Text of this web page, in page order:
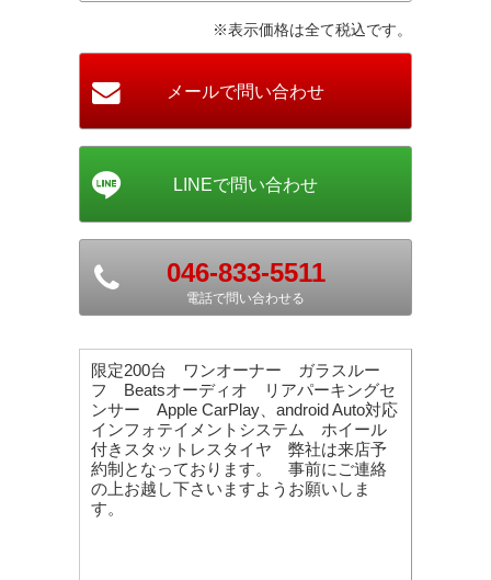
※表示価格は全て税込です。
046-833-5511
電話で問い合わせる
限定200台 ワンオーナー ガラスルー
フ Beatsオーディオ リアパーキングセ
ンサー Apple CarPlay、android Auto対応
インフォテイメントシステム ホイール
付きスタットレスタイヤ 弊社は来店予
約制となっております。 事前にご連絡
の上お越し下さいますようお願いしま
す。